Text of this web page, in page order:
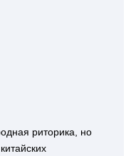
риторика, но